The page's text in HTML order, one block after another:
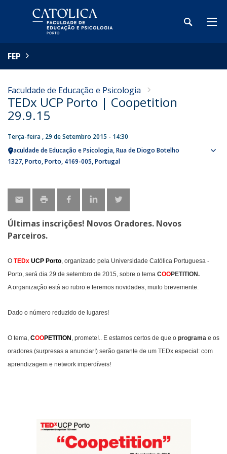
FEP
Faculdade de Educação e Psicologia
TEDx UCP Porto | Coopetition
29.9.15
Terça-feira , 29 de Setembro 2015 - 14:30
Faculdade de Educação e Psicologia Rua de Diogo Botelho
1327 Porto Porto 4169-005 Portugal
Últimas inscrições! Novos Oradores. Novos
Parceiros.
O TEDx UCP Porto, organizado pela Universidade Católica Portuguesa -
Porto, será dia 29 de setembro de 2015, sobre o tema COOPETITION.
A organização está ao rubro e teremos novidades, muito brevemente.
Dado o número reduzido de lugares!
O tema, COOPETITION , promete!.. E estamos certos de que o programa e os
oradores (surpresas a anunciar!) serão garante de um TEDx especial: com
aprendizagem e network imperdíveis!